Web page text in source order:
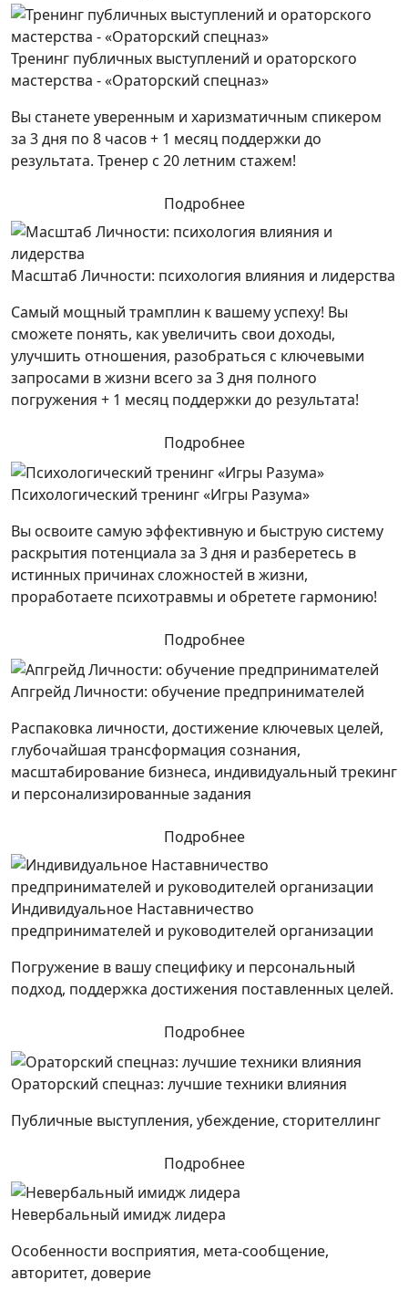
Тренинг публичных выступлений и ораторского
мастерства - «Ораторский спецназ»
Вы станете уверенным и харизматичным спикером
за 3 дня по 8 часов + 1 месяц поддержки до
результата. Тренер с 20 летним стажем!
Подробнее
Масштаб Личности: психология влияния и лидерства
Самый мощный трамплин к вашему успеху! Вы
сможете понять, как увеличить свои доходы,
улучшить отношения, разобраться с ключевыми
запросами в жизни всего за 3 дня полного
погружения + 1 месяц поддержки до результата!
Подробнее
Психологический тренинг «Игры Разума»
Вы освоите самую эффективную и быструю систему
раскрытия потенциала за 3 дня и разберетесь в
истинных причинах сложностей в жизни,
проработаете психотравмы и обретете гармонию!
Подробнее
Апгрейд Личности: обучение предпринимателей
Распаковка личности, достижение ключевых целей,
глубочайшая трансформация сознания,
масштабирование бизнеса, индивидуальный трекинг
и персонализированные задания
Подробнее
Индивидуальное Наставничество
предпринимателей и руководителей организации
Погружение в вашу специфику и персональный
подход, поддержка достижения поставленных целей.
Подробнее
Ораторский спецназ: лучшие техники влияния
Публичные выступления, убеждение, сторителлинг
Подробнее
Невербальный имидж лидера
Особенности восприятия, мета-сообщение,
авторитет, доверие